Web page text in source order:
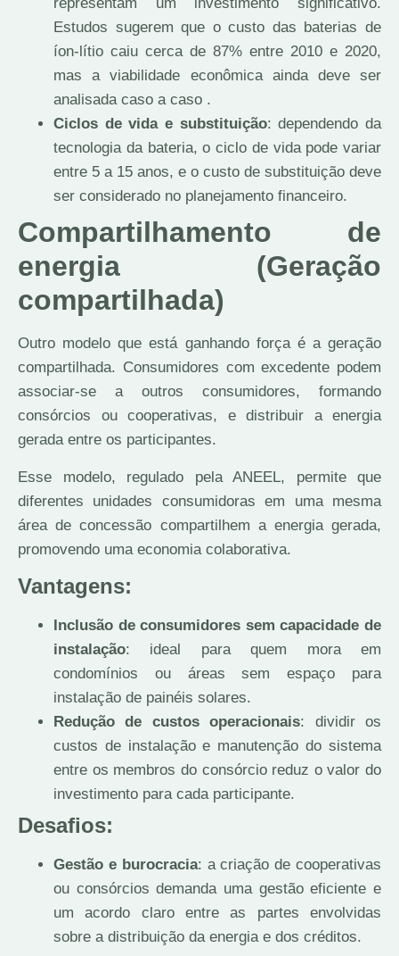
representam um investimento significativo.
Estudos sugerem que o custo das baterias de
íon-lítio caiu cerca de 87% entre 2010 e 2020,
mas a viabilidade econômica ainda deve ser
analisada caso a caso .
Ciclos de vida e substituição: dependendo da
tecnologia da bateria, o ciclo de vida pode variar
entre 5 a 15 anos, e o custo de substituição deve
ser considerado no planejamento financeiro.
Compartilhamento de
energia (Geração
compartilhada)
Outro modelo que está ganhando força é a geração
compartilhada. Consumidores com excedente podem
associar-se a outros consumidores, formando
consórcios ou cooperativas, e distribuir a energia
gerada entre os participantes.
Esse modelo, regulado pela ANEEL, permite que
diferentes unidades consumidoras em uma mesma
área de concessão compartilhem a energia gerada,
promovendo uma economia colaborativa.
Vantagens:
Inclusão de consumidores sem capacidade de
instalação: ideal para quem mora em
condomínios ou áreas sem espaço para
instalação de painéis solares.
Redução de custos operacionais: dividir os
custos de instalação e manutenção do sistema
entre os membros do consórcio reduz o valor do
investimento para cada participante.
Desafios:
Gestão e burocracia: a criação de cooperativas
ou consórcios demanda uma gestão eficiente e
um acordo claro entre as partes envolvidas
sobre a distribuição da energia e dos créditos.